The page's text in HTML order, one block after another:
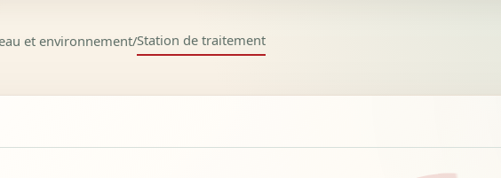
et environnement/Station de traitement